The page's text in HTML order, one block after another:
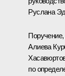
Руслана
Алиева
по